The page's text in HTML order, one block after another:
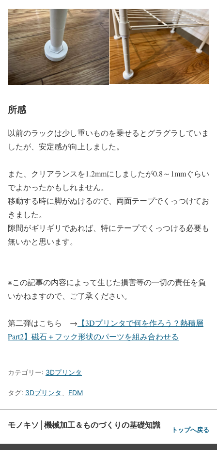
所感
以前のラックは少し重いものを乗せるとグラグラしていま
したが、安定感が向上しました。
また、クリアランスを1.2mmにしましたが0.8～1mmぐらい
でよかったかもしれません。
移動する時に脚がぬけるので、両面テープでくっつけてお
きました。
隙間がギリギリであれば、特にテープでくっつける必要も
無いかと思います。
※この記事の内容によって生じた損害等の一切の責任を負
いかねますので、ご了承ください。
第二弾はこちら → 【3Dプリンタで何を作ろう？熱積層
Part2】磁石＋フック形状のパーツを組み合わせる
カテゴリー: 3Dプリンタ
タグ: 3Dプリンタ、 FDM
モノキソ│機械加工＆ものづくりの基礎知識 トップへ戻る